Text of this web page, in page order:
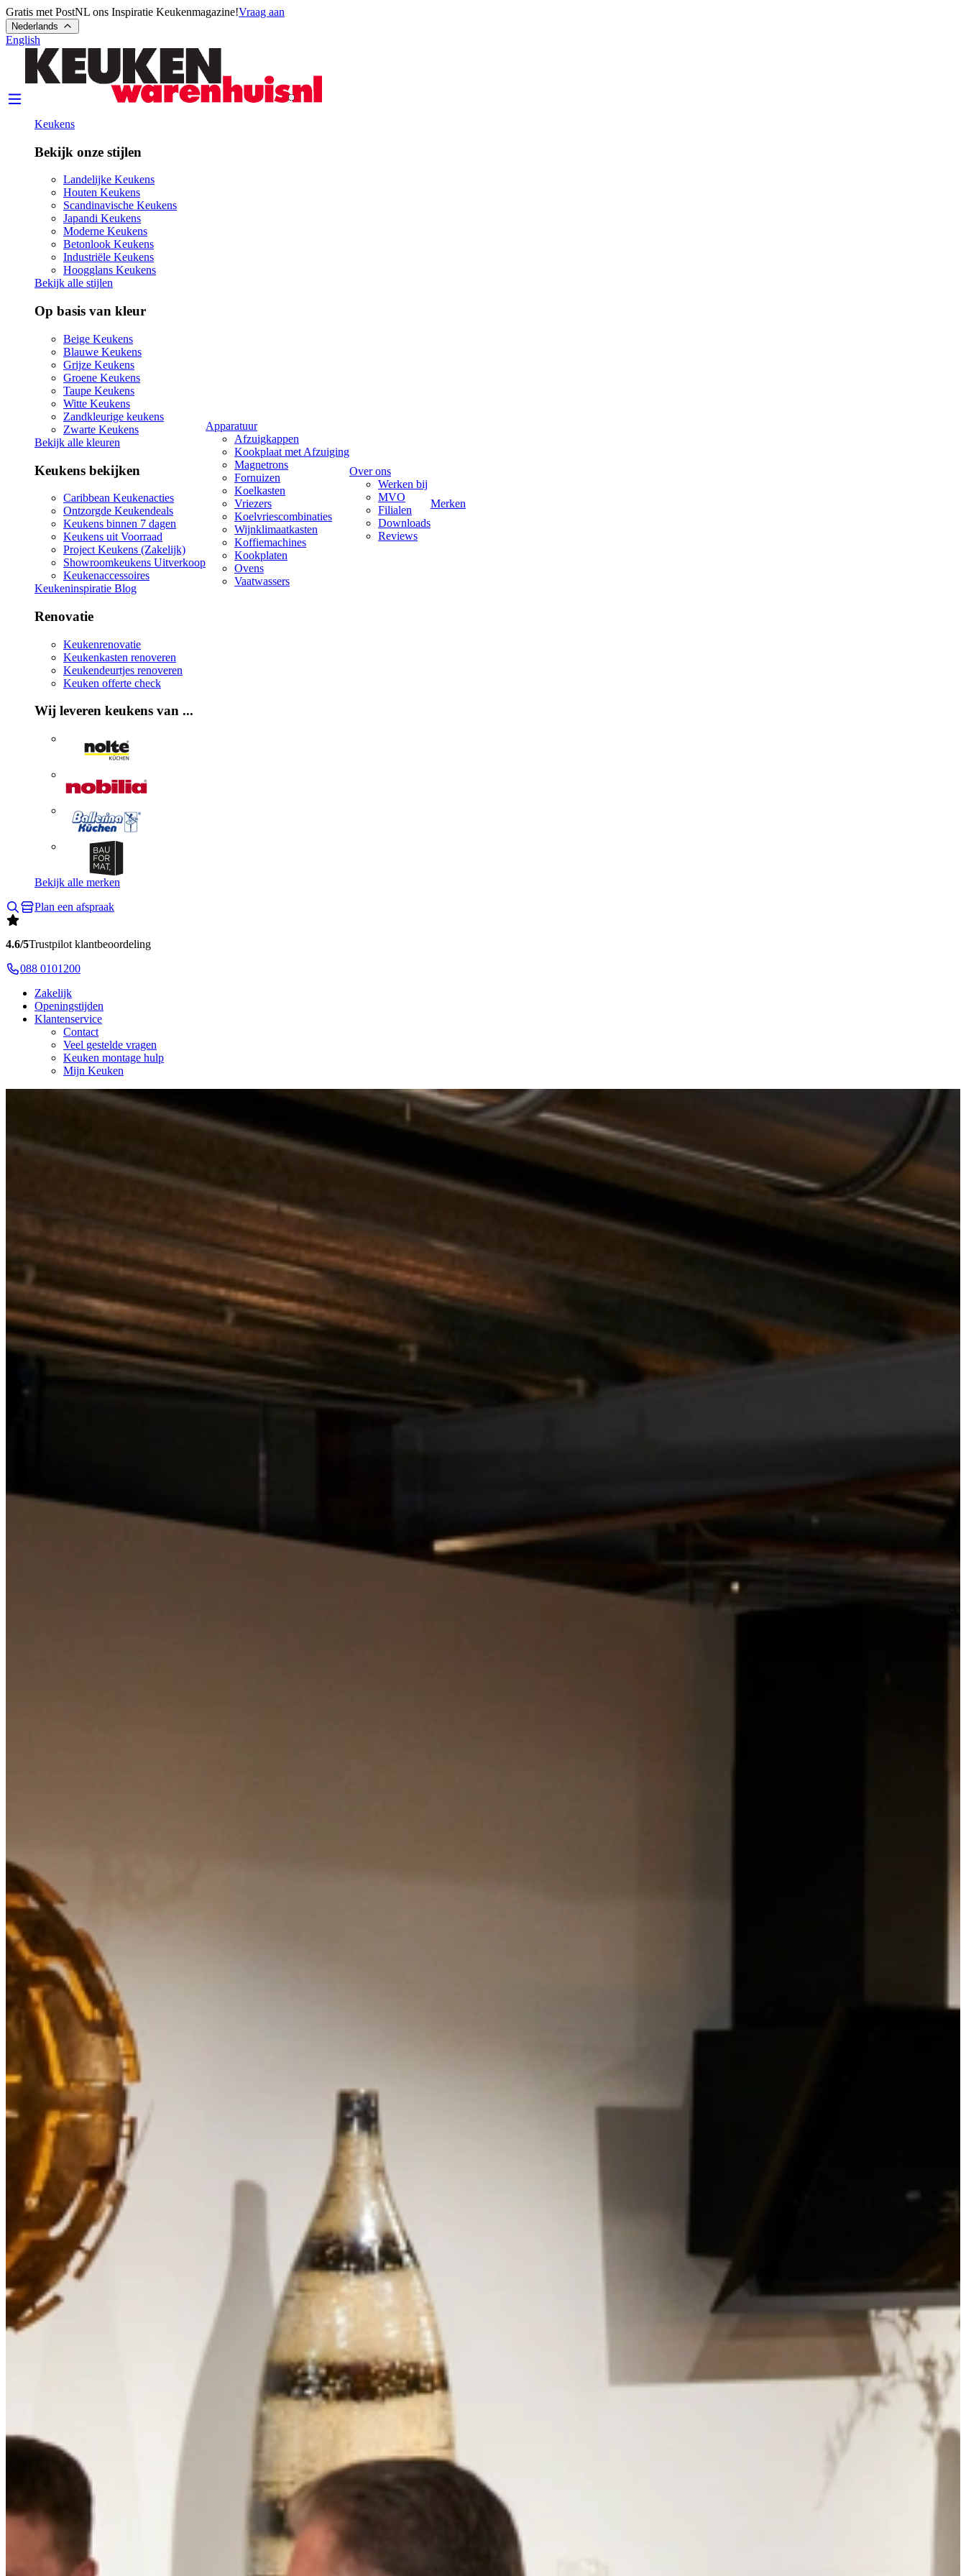
Gratis met PostNL ons Inspiratie Keukenmagazine!Vraag aan
Nederlands
English
Keukens
Bekijk onze stijlen
Landelijke Keukens
Houten Keukens
Scandinavische Keukens
Japandi Keukens
Moderne Keukens
Betonlook Keukens
Industriële Keukens
Hoogglans Keukens
Bekijk alle stijlen
Op basis van kleur
Beige Keukens
Blauwe Keukens
Grijze Keukens
Groene Keukens
Taupe Keukens
Witte Keukens
Zandkleurige keukens
Zwarte Keukens
Bekijk alle kleuren
Keukens bekijken
Caribbean Keukenacties
Ontzorgde Keukendeals
Keukens binnen 7 dagen
Keukens uit Voorraad
Project Keukens (Zakelijk)
Showroomkeukens Uitverkoop
Keukenaccessoires
Keukeninspiratie Blog
Renovatie
Keukenrenovatie
Keukenkasten renoveren
Keukendeurtjes renoveren
Keuken offerte check
Wij leveren keukens van ...
Bekijk alle merken
Apparatuur
Afzuigkappen
Kookplaat met Afzuiging
Magnetrons
Fornuizen
Koelkasten
Vriezers
Koelvriescombinaties
Wijnklimaatkasten
Koffiemachines
Kookplaten
Ovens
Vaatwassers
Over ons
Werken bij
MVO
Filialen
Downloads
Reviews
Merken
Plan een afspraak
4.6/5Trustpilot klantbeoordeling
088 0101200
Zakelijk
Openingstijden
Klantenservice
Contact
Veel gestelde vragen
Keuken montage hulp
Mijn Keuken
Keukens
Industriële Keukens
Jubileum Keukendeal 59
Bekijk alle industriële keukens